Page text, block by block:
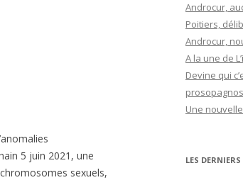
5 juin 2021, une
sexuels,
Androcur,
Poitiers,
Androcur,
A la une de
Devine qui
Une
LES